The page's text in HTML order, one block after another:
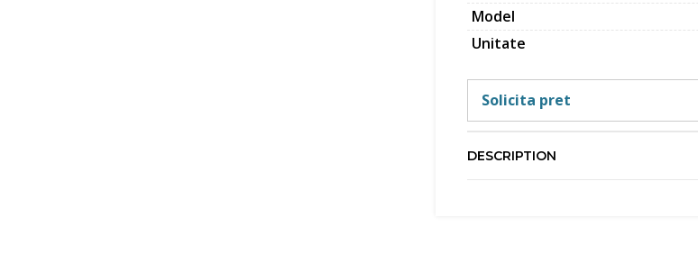
Model
Unitate
Solicita pret
DESCRIPTION